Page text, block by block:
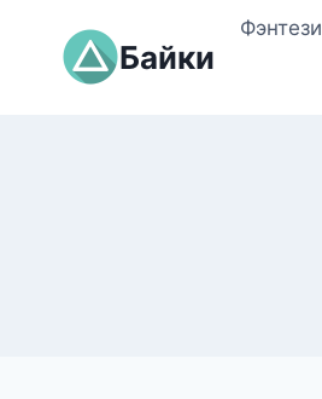
содержимому
Байки
Фэнтези